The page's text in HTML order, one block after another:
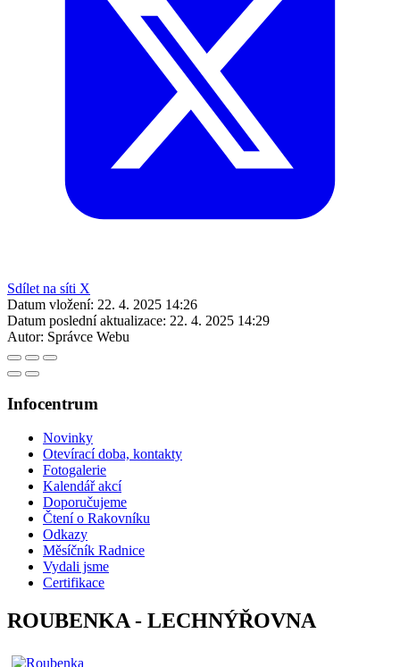
Sdílet na síti X
Datum vložení: 22. 4. 2025 14:26
Datum poslední aktualizace: 22. 4. 2025 14:29
Autor: Správce Webu
Infocentrum
Novinky
Otevírací doba, kontakty
Fotogalerie
Kalendář akcí
Doporučujeme
Čtení o Rakovníku
Odkazy
Měsíčník Radnice
Vydali jsme
Certifikace
ROUBENKA - LECHNÝŘOVNA